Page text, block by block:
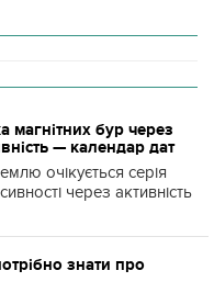
магнітних бур через
— календар дат
очікується серія
через активність
знати про